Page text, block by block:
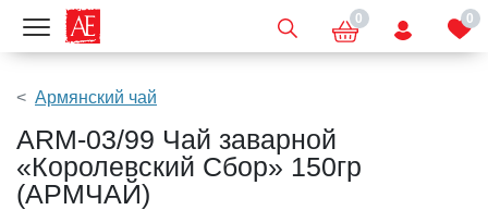
Показать меню 0 0
Армянский чай
ARM-03/99 Чай заварной
«Королевский Сбор» 150гр
(АРМЧАЙ)